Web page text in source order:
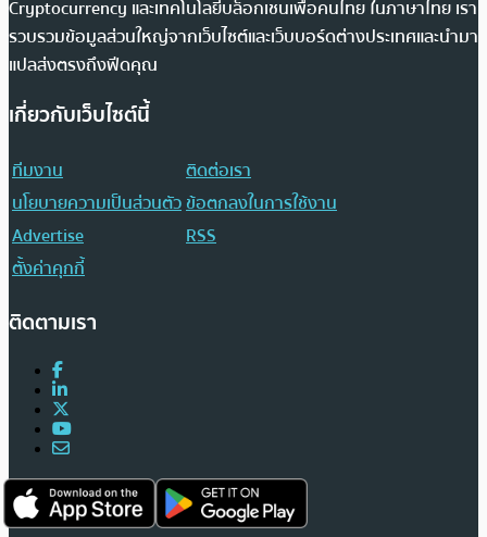
Cryptocurrency และเทคโนโลยีบล็อกเชนเพื่อคนไทย ในภาษาไทย เรา
รวบรวมข้อมูลส่วนใหญ่จากเว็บไซต์และเว็บบอร์ดต่างประเทศและนำมา
แปลส่งตรงถึงฟีดคุณ
เกี่ยวกับเว็บไซต์นี้
ทีมงาน
ติดต่อเรา
นโยบายความเป็นส่วนตัวข้อตกลงในการใช้งาน
Advertise
RSS
ตั้งค่าคุกกี้
ติดตามเรา